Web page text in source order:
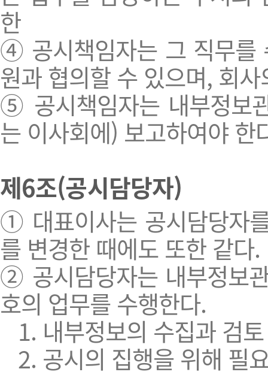
한
④ 공시책임자는 그 직무를
원과 협의할 수 있으며, 회
⑤ 공시책임자는 내부정보
는 이사회에) 보고하여야 한
제6조(공시담당자)
① 대표이사는 공시담당자
를 변경한 때에도 또한 같다.
② 공시담당자는 내부정보
호의 업무를 수행한다.
1. 내부정보의 수집과 검
2. 공시의 집행을 위해 필